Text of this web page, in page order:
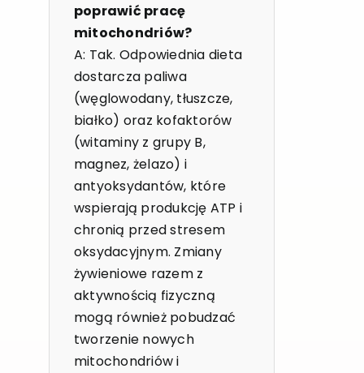
poprawić pracę
mitochondriów?
A: Tak. Odpowiednia dieta
dostarcza paliwa
(węglowodany, tłuszcze,
białko) oraz kofaktorów
(witaminy z grupy B,
magnez, żelazo) i
antyoksydantów, które
wspierają produkcję ATP i
chronią przed stresem
oksydacyjnym. Zmiany
żywieniowe razem z
aktywnością fizyczną
mogą również pobudzać
tworzenie nowych
mitochondriów i